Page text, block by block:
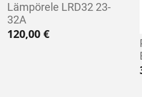
Lämpörele LRD32 23-
32A
120,00 €